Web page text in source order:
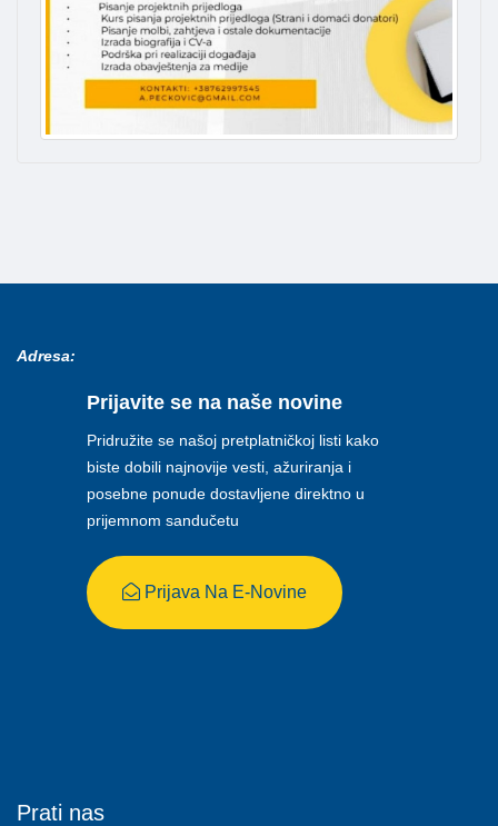
Adresa:
Prijavite se na naše novine
Pridružite se našoj pretplatničkoj listi kako
biste dobili najnovije vesti, ažuriranja i
posebne ponude dostavljene direktno u
prijemnom sandučetu
Prijava Na E-Novine
Prati nas